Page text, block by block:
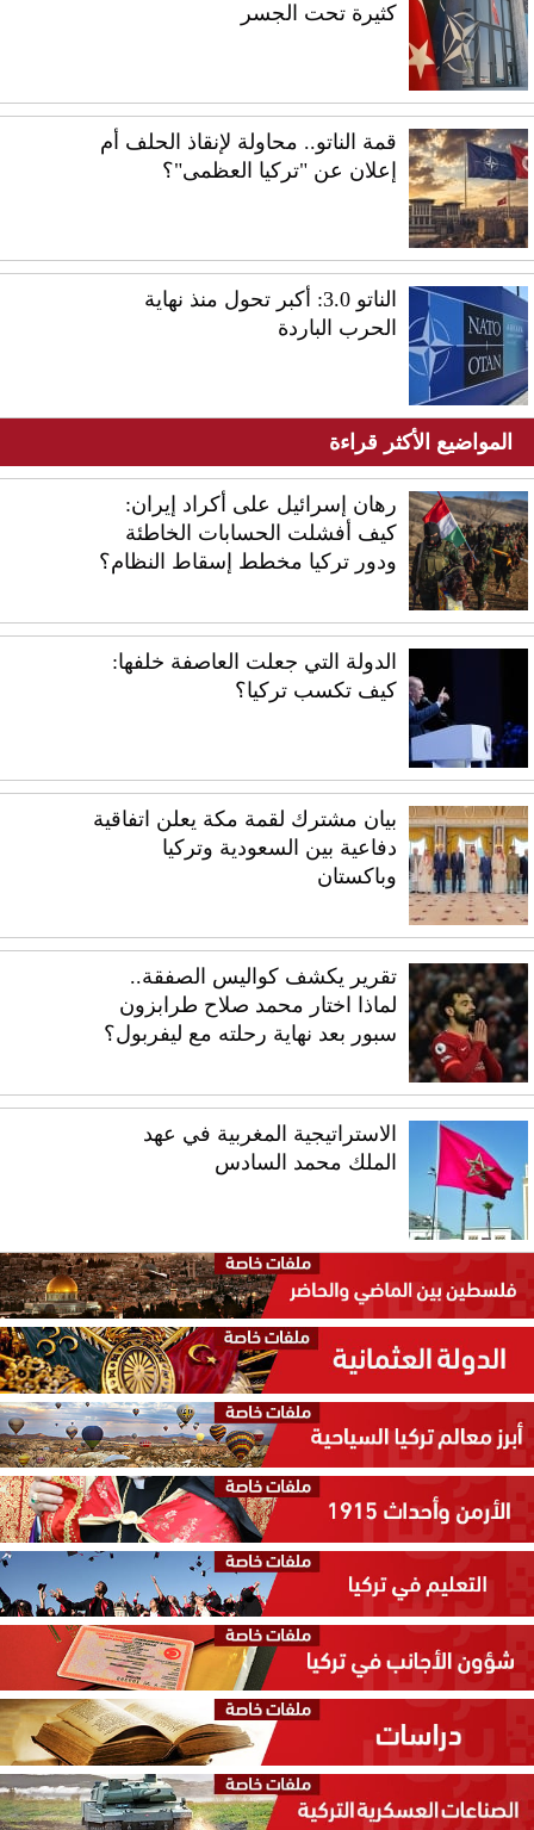
كثيرة تحت الجسر
قمة الناتو.. محاولة لإنقاذ الحلف أم
إعلان عن "تركيا العظمى"؟
الناتو 3.0: أكبر تحول منذ نهاية
الحرب الباردة
المواضيع الأكثر قراءة
رهان إسرائيل على أكراد إيران:
كيف أفشلت الحسابات الخاطئة
ودور تركيا مخطط إسقاط النظام؟
الدولة التي جعلت العاصفة خلفها:
كيف تكسب تركيا؟
بيان مشترك لقمة مكة يعلن اتفاقية
دفاعية بين السعودية وتركيا
وباكستان
تقرير يكشف كواليس الصفقة..
لماذا اختار محمد صلاح طرابزون
سبور بعد نهاية رحلته مع ليفربول؟
الاستراتيجية المغربية في عهد
الملك محمد السادس